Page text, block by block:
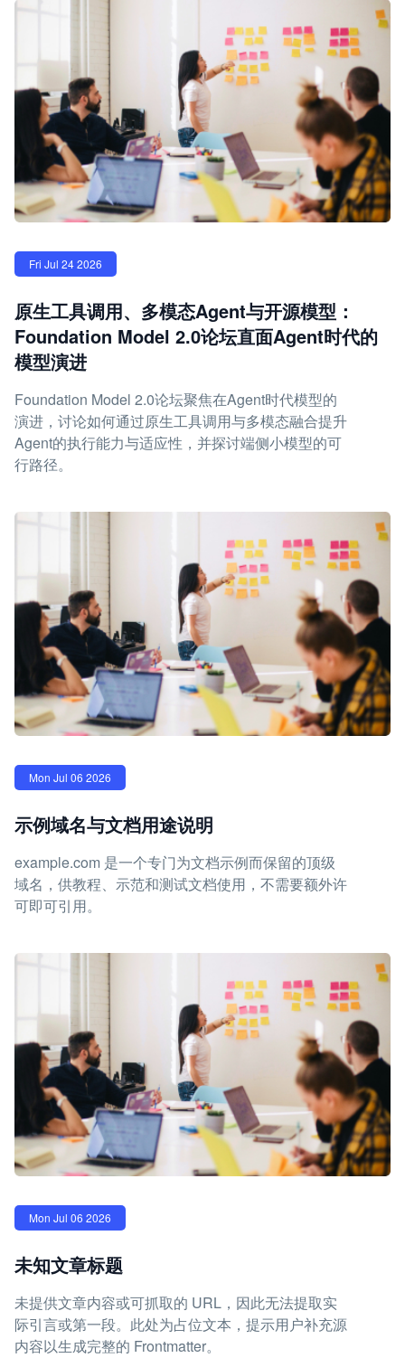
Fri Jul 24 2026
原生工具调用、多模态Agent与开源模型：
Foundation Model 2.0论坛直面Agent时代的
模型演进
Foundation Model 2.0论坛聚焦在Agent时代模型的
演进，讨论如何通过原生工具调用与多模态融合提升
Agent的执行能力与适应性，并探讨端侧小模型的可
行路径。
Mon Jul 06 2026
示例域名与文档用途说明
example.com 是一个专门为文档示例而保留的顶级
域名，供教程、示范和测试文档使用，不需要额外许
可即可引用。
Mon Jul 06 2026
未知文章标题
未提供文章内容或可抓取的 URL，因此无法提取实
际引言或第一段。此处为占位文本，提示用户补充源
内容以生成完整的 Frontmatter。